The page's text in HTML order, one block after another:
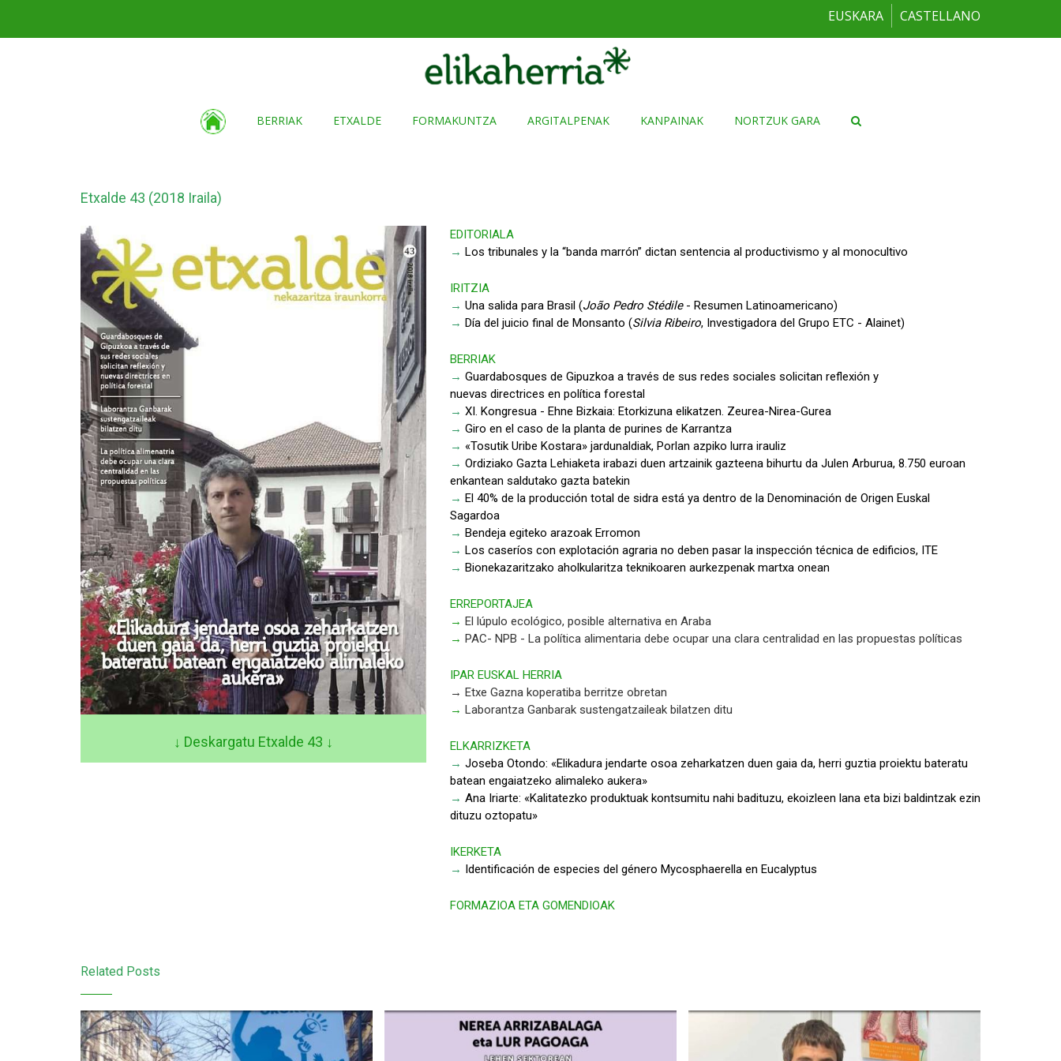
EUSKARA CASTELLANO
BERRIAK ETXALDE FORMAKUNTZA ARGITALPENAK KANPAINAK NORTZUK GARA
Etxalde 43 (2018 Iraila)
↓ Deskargatu Etxalde 43 ↓
EDITORIALA
→ Los tribunales y la “banda marrón” dictan sentencia al productivismo y al monocultivo
IRITZIA
→ Una salida para Brasil (João Pedro Stédile- Resumen Latinoamericano)
→ Día del juicio final de Monsanto (Silvia Ribeiro, Investigadora del Grupo ETC - Alainet)
BERRIAK
→ Guardabosques de Gipuzkoa a través de sus redes sociales solicitan reflexión y
nuevas directrices en política forestal
→ XI. Kongresua - Ehne Bizkaia: Etorkizuna elikatzen. Zeurea-Nirea-Gurea
→ Giro en el caso de la planta de purines de Karrantza
→ «Tosutik Uribe Kostara» jardunaldiak, Porlan azpiko lurra irauliz
→ Ordiziako Gazta Lehiaketa irabazi duen artzainik gazteena bihurtu da Julen Arburua, 8.750 euroan
enkantean saldutako gazta batekin
→ El 40% de la producción total de sidra está ya dentro de la Denominación de Origen Euskal
Sagardoa
→ Bendeja egiteko arazoak Erromon
→ Los caseríos con explotación agraria no deben pasar la inspección técnica de edificios, ITE
→ Bionekazaritzako aholkularitza teknikoaren aurkezpenak martxa onean
ERREPORTAJEA
→ El lúpulo ecológico, posible alternativa en Araba
→ PAC- NPB - La política alimentaria debe ocupar una clara centralidad en las propuestas políticas
IPAR EUSKAL HERRIA
→ Etxe Gazna koperatiba berritze obretan
→ Laborantza Ganbarak sustengatzaileak bilatzen ditu
ELKARRIZKETA
→ Joseba Otondo: «Elikadura jendarte osoa zeharkatzen duen gaia da, herri guztia proiektu bateratu
batean engaiatzeko alimaleko aukera»
→ Ana Iriarte: «Kalitatezko produktuak kontsumitu nahi badituzu, ekoizleen lana eta bizi baldintzak ezin
dituzu oztopatu»
IKERKETA
→ Identificación de especies del género Mycosphaerella en Eucalyptus
FORMAZIOA ETA GOMENDIOAK
Related Posts